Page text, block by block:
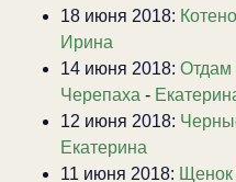
18 июня 2018:
Ирина
14 июня 2018: Отдам
Черепаха -
12 июня 2018:
Екатерина
11 июня 2018: Щенок